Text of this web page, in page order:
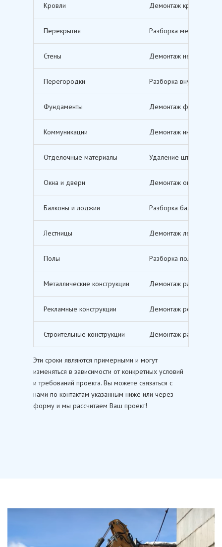
Кровли Демонтаж кровельных
Перекрытия Разборка межэтажных
Стены Демонтаж несущих и
Перегородки Разборка внутренних
Фундаменты Демонтаж
Коммуникации Демонтаж инженерных
Отделочные материалы Удаление штукатурки,
Окна и двери Демонтаж оконных и
Балконы и лоджии Разборка балконов и
Лестницы Демонтаж лестничных
Полы Разборка полов,
Металлические конструкции Демонтаж различных
Рекламные конструкции Демонтаж рекламных
Строительные конструкции Демонтаж различных
Эти сроки являются примерными и могут
изменяться в зависимости от конкретных условий
и требований проекта. Вы можете связаться с
нами по контактам указанным ниже или через
форму и мы рассчитаем Ваш проект!